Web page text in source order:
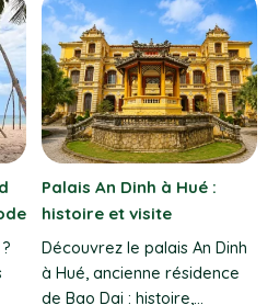
Pai, village bohème du
Nord de la Thaïlande
Explorez Pai, la perle du
Nord de la Thaïlande. Guide
complet : paysages, vie